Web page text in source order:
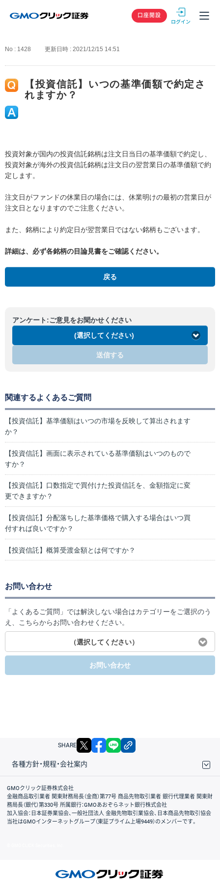
GMOクリック
口座開設
No : 1428 更新日時 : 2021/12/15 14:51
【投資信託】いつの基準価額で約定さ
れますか？
投資対象が国内の投資信託銘柄は注文日当日の基準価額で約定し、
投資対象が海外の投資信託銘柄は注文日の翌営業日の基準価額で約
定します。
注文日がファンドの休業日の場合には、休業明けの最初の営業日が
注文日となりますのでご注意ください。
また、銘柄により約定日が翌営業日ではない銘柄もございます。
詳細は、必ず各銘柄の目論見書をご確認ください。
戻る
アンケート:ご意見をお聞かせください
(選択してください)
送信する
関連するよくあるご質問
【投資信託】基準価額はいつの市場を反映して算出されます
か？
【投資信託】画面に表示されている基準価額はいつのもので
すか？
【投資信託】口数指定で買付けた投資信託を、金額指定に変
更できますか？
【投資信託】分配落ちした基準価格で購入する場合はいつ買
付すれば良いですか？
【投資信託】概算受渡金額とは何ですか？
お問い合わせ
「よくあるご質問」では解決しない場合はカテゴリーをご選択のう
え、こちらからお問い合わせください。
（選択してください）
お問い合わせ
SHARE X facebook
各種方針・規程・会社案内
取引規程・約款
サイトマップ
その他のご案内
個人情報保護方針
最良執行方針
サイトのご利用について
ディスクレイマー
信託保全
リスク説明
会社案内
GMOクリック証券株式会社
金融商品取引業者 関東財務局長（金商）第77号 商品先物取引業者 銀行代理業者 関東財
務局長（銀代）第330号 所属銀行：GMOあおぞらネット銀行株式会社
加入協会：日本証券業協会、一般社団法人 金融先物取引業協会、日本商品先物取引協会
当社はGMOインターネットグループ（東証プライム上場9449）のメンバーです。